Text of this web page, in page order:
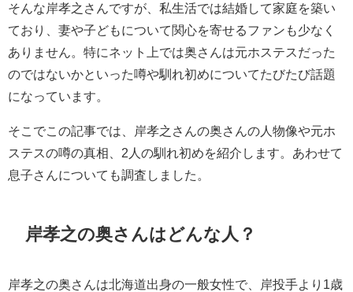
そんな岸孝之さんですが、私生活では結婚して家庭を築い
ており、妻や子どもについて関心を寄せるファンも少なく
ありません。特にネット上では奥さんは元ホステスだった
のではないかといった噂や馴れ初めについてたびたび話題
になっています。
そこでこの記事では、岸孝之さんの奥さんの人物像や元ホ
ステスの噂の真相、2人の馴れ初めを紹介します。あわせて
息子さんについても調査しました。
岸孝之の奥さんはどんな人？
岸孝之の奥さんは北海道出身の一般女性で、岸投手より1歳